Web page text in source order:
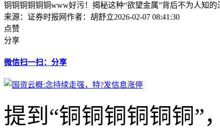
铜铜铜铜铜铜www好污！揭秘这种“欲望金属”背后不为人知的
来源：证券时报网作者：胡舒立2026-02-07 08:41:30
点赞
分享
微信扫一扫：分享
提到“铜铜铜铜铜铜”